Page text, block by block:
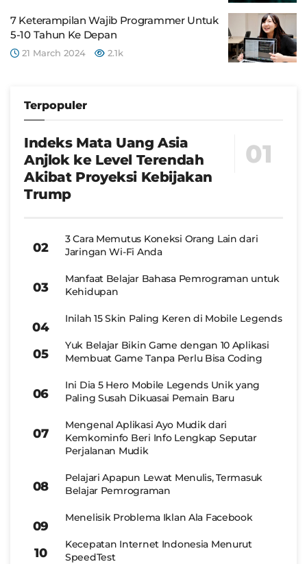
7 Keterampilan Wajib Programmer Untuk
5-10 Tahun Ke Depan
21 March 2024 2.1k
Terpopuler
Indeks Mata Uang Asia
Anjlok ke Level Terendah
Akibat Proyeksi Kebijakan
Trump
3 Cara Memutus Koneksi Orang Lain dari
Jaringan Wi-Fi Anda
Manfaat Belajar Bahasa Pemrograman untuk
Kehidupan
Inilah 15 Skin Paling Keren di Mobile Legends
Yuk Belajar Bikin Game dengan 10 Aplikasi
Membuat Game Tanpa Perlu Bisa Coding
Ini Dia 5 Hero Mobile Legends Unik yang
Paling Susah Dikuasai Pemain Baru
Mengenal Aplikasi Ayo Mudik dari
Kemkominfo Beri Info Lengkap Seputar
Perjalanan Mudik
Pelajari Apapun Lewat Menulis, Termasuk
Belajar Pemrograman
Menelisik Problema Iklan Ala Facebook
Kecepatan Internet Indonesia Menurut
SpeedTest